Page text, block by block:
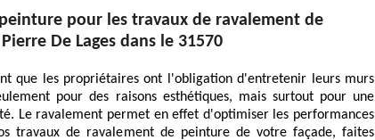
pour les travaux de ravalement de
De Lages dans le 31570
que les propriétaires ont l'obligation d'entretenir leurs murs
pour des raisons esthétiques, mais surtout pour une
Le ravalement permet en effet d'optimiser les performances
travaux de ravalement de peinture de votre façade, faites